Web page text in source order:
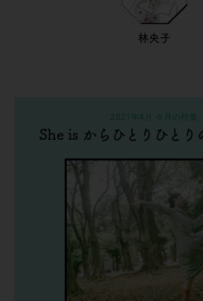
林央子
2021年4月 今月の特集
She is からひとりひとり